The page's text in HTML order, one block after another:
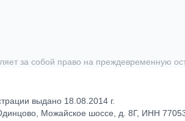
за собой право на преждевременную
выдано 18.08.2014 г.
Можайское шоссе, д. 8Г, ИНН